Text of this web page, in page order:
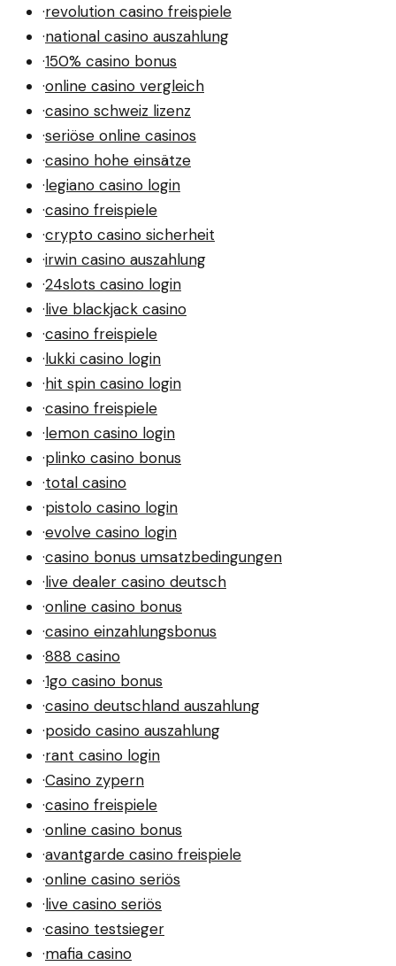
·revolution casino freispiele
·national casino auszahlung
·150% casino bonus
·online casino vergleich
·casino schweiz lizenz
·seriöse online casinos
·casino hohe einsätze
·legiano casino login
·casino freispiele
·crypto casino sicherheit
·irwin casino auszahlung
·24slots casino login
·live blackjack casino
·casino freispiele
·lukki casino login
·hit spin casino login
·casino freispiele
·lemon casino login
·plinko casino bonus
·total casino
·pistolo casino login
·evolve casino login
·casino bonus umsatzbedingungen
·live dealer casino deutsch
·online casino bonus
·casino einzahlungsbonus
·888 casino
·1go casino bonus
·casino deutschland auszahlung
·posido casino auszahlung
·rant casino login
·Casino zypern
·casino freispiele
·online casino bonus
·avantgarde casino freispiele
·online casino seriös
·live casino seriös
·casino testsieger
·mafia casino